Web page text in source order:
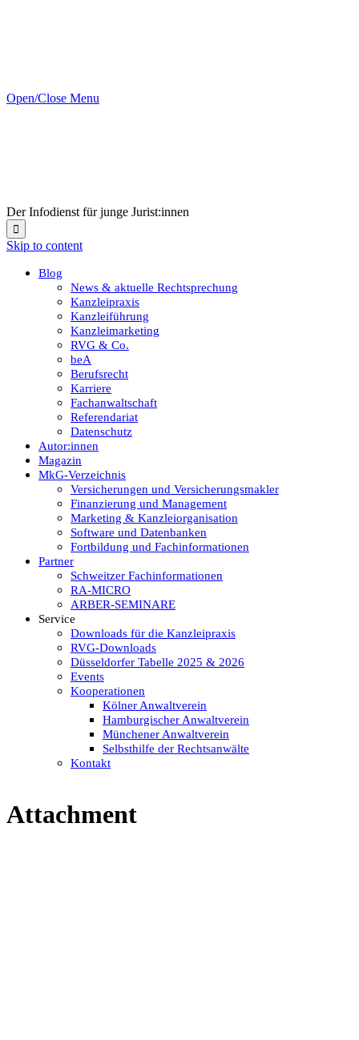
Open/Close Menu
Der Infodienst für junge Jurist:innen

Skip to content
Blog
News & aktuelle Rechtsprechung
Kanzleipraxis
Kanzleiführung
Kanzleimarketing
RVG & Co.
beA
Berufsrecht
Karriere
Fachanwaltschaft
Referendariat
Datenschutz
Autor:innen
Magazin
MkG-Verzeichnis
Versicherungen und Versicherungsmakler
Finanzierung und Management
Marketing & Kanzleiorganisation
Software und Datenbanken
Fortbildung und Fachinformationen
Partner
Schweitzer Fachinformationen
RA-MICRO
ARBER-SEMINARE
Service
Downloads für die Kanzleipraxis
RVG-Downloads
Düsseldorfer Tabelle 2025 & 2026
Events
Kooperationen
Kölner Anwaltverein
Hamburgischer Anwaltverein
Münchener Anwaltverein
Selbsthilfe der Rechtsanwälte
Kontakt
Attachment